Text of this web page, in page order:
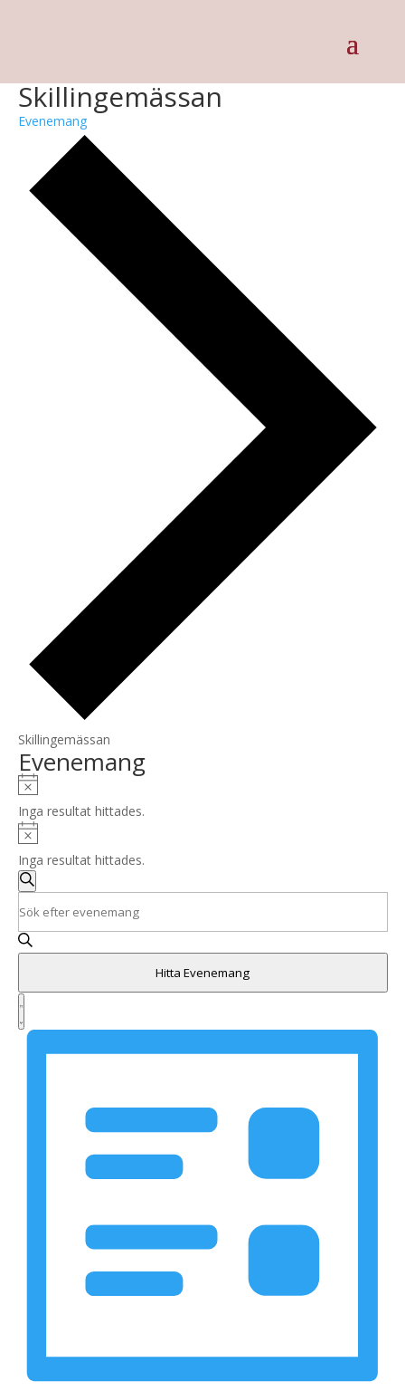
Skillingemässan
Evenemang
Skillingemässan
Evenemang
Notis
Inga resultat hittades.
Notis
Inga resultat hittades.
Evenemang
Search
and
Views
Sök
nyckelord.
Sök
efter
nyckelord.
Hitta Evenemang
Evenemang
vynavigering
Lista